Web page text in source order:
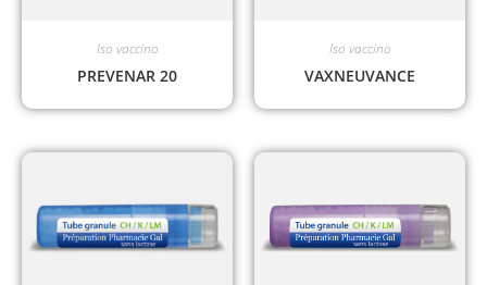
Iso vaccino
PREVENAR 20
Iso vaccino
VAXNEUVANCE